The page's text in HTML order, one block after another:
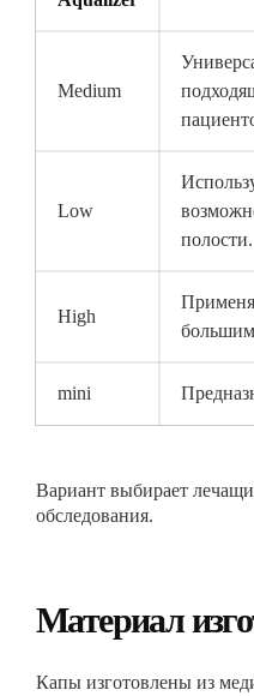
Medium
Low
полости.
High
mini
Вариант выбирает
обследования.
Материал
Капы изготовлены из